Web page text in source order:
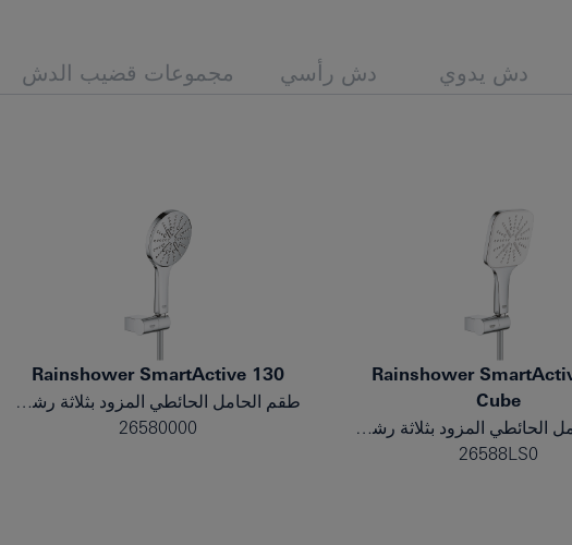
دش يدوي دش رأسي مجموعات قضيب الدش
Rainshower
Cube
طقم الحامل الحائطي المزود بثلاثة رشاشات
26588LS0
Rainshower SmartActive 130
طقم الحامل الحائطي المزود بثلاثة رشاشات
26580000